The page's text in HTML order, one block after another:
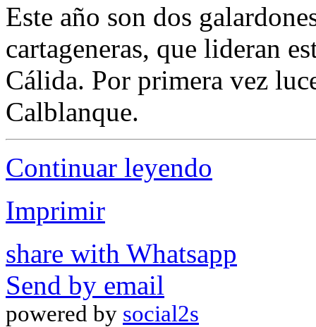
Este año son dos
cartageneras, que lideran
Cálida. Por primera vez
Calblanque.
Continuar leyendo
Imprimir
share with Whatsapp
Send by email
powered by social2s